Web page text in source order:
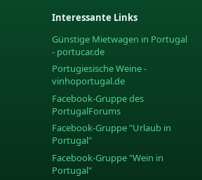
Interessante Links
Günstige Mietwagen in Portugal
- portucar.de
Portugiesische Weine -
vinhoportugal.de
Facebook-Gruppe des
PortugalForums
Facebook-Gruppe "Urlaub in
Portugal"
Facebook-Gruppe "Wein in
Portugal"